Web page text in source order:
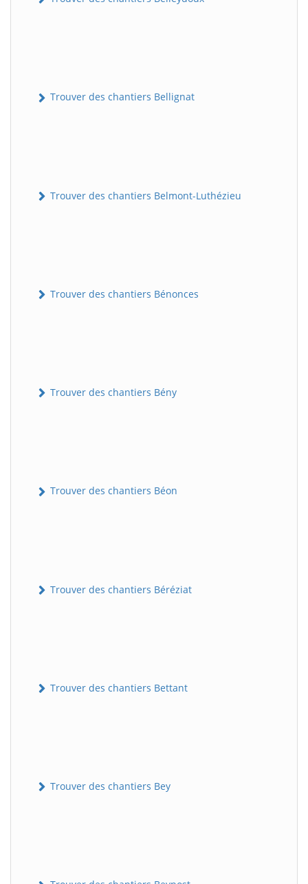
Trouver des chantiers Bellignat
Trouver des chantiers Belmont-Luthézieu
Trouver des chantiers Bénonces
Trouver des chantiers Bény
Trouver des chantiers Béon
Trouver des chantiers Béréziat
Trouver des chantiers Bettant
Trouver des chantiers Bey